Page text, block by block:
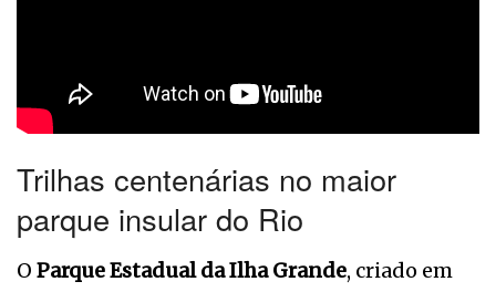
Trilhas centenárias no maior
parque insular do Rio
O Parque Estadual da Ilha Grande, criado em